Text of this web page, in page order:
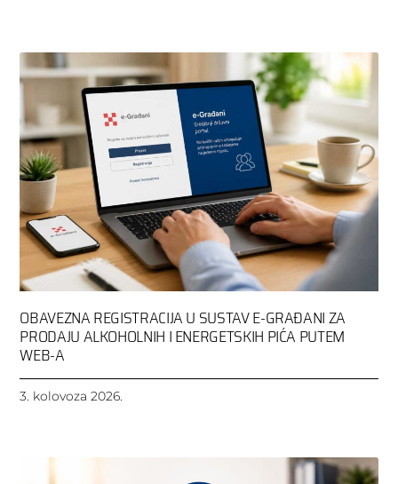
OBAVEZNA REGISTRACIJA U SUSTAV E-GRAĐANI ZA
PRODAJU ALKOHOLNIH I ENERGETSKIH PIĆA PUTEM
WEB-A
3. kolovoza 2026.